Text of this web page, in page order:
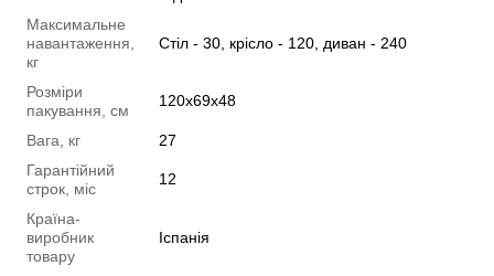
Максимальне
навантаження,
кг
Стіл - 30, крісло - 120, диван - 240
Розміри
пакування, см
120х69х48
Вага, кг
27
Гарантійний
строк, міс
12
Країна-
виробник
товару
Іспанія